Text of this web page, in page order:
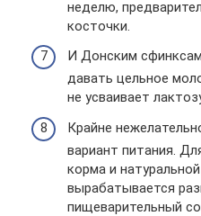
неделю,
косточки.
И Донским
давать цельное
не усваивает
Крайне
вариант питания.
корма и
вырабатывается
пищеварительный